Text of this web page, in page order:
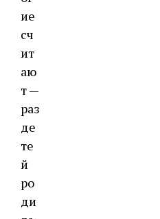
ие
сч
ит
аю
т —
раз
де
те
й
ро
ди